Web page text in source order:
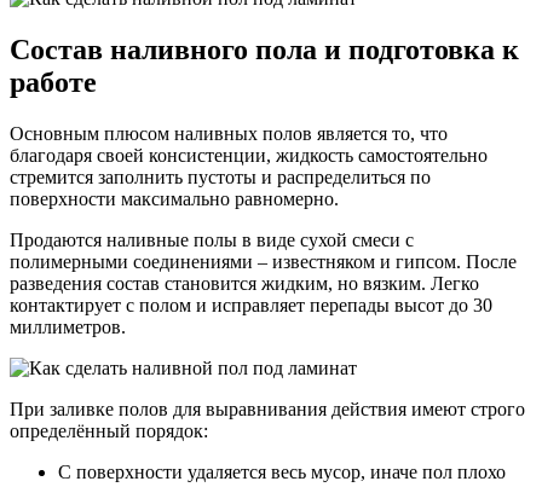
Состав наливного пола и подготовка к
работе
Основным плюсом наливных полов является то, что
благодаря своей консистенции, жидкость самостоятельно
стремится заполнить пустоты и распределиться по
поверхности максимально равномерно.
Продаются наливные полы в виде сухой смеси с
полимерными соединениями – известняком и гипсом. После
разведения состав становится жидким, но вязким. Легко
контактирует с полом и исправляет перепады высот до 30
миллиметров.
При заливке полов для выравнивания действия имеют строго
определённый порядок:
С поверхности удаляется весь мусор, иначе пол плохо